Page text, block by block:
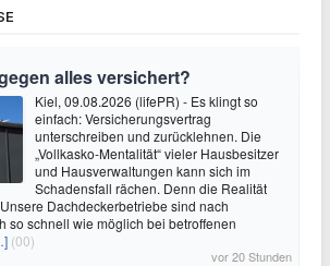
alles versichert?
Kiel, 09.08.2026 (lifePR) - Es klingt so
einfach: Versicherungsvertrag
unterschreiben und zurücklehnen. Die
„Vollkasko-Mentalität“ vieler Hausbesitzer
und Hausverwaltungen kann sich im
Schadensfall rächen. Denn die Realität
Dachdeckerbetriebe sind nach
so schnell wie möglich bei betroffenen
(00)
vor 20 Stunden